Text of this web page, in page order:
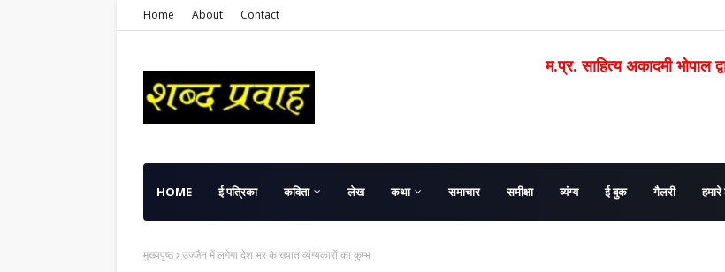
Home About Contact
म.प्र. साहित्य अकादमी भोपाल
HOME ई पत्रिका कविता लेख कथा समाचार समीक्षा व्यंग्य ई बुक गैलरी
मुख्यपृष्ठ उज्जैन में लगेगा देश भर के ख्यात व्यंग्यकारों का कुम्भ